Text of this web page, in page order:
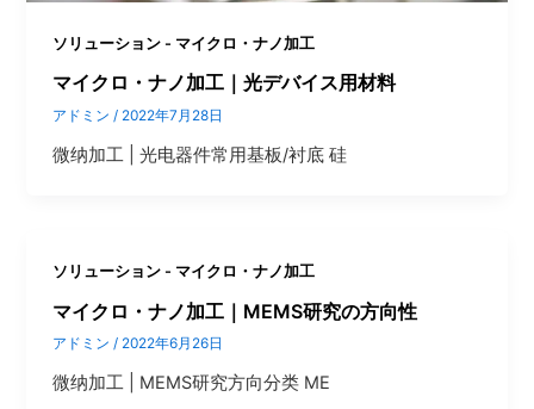
ソリューション - マイクロ・ナノ加工
マイクロ・ナノ加工｜光デバイス用材料
アドミン/ 2022年7月28日
微纳加工 | 光电器件常用基板/衬底 硅
ソリューション - マイクロ・ナノ加工
マイクロ・ナノ加工｜MEMS研究の方向性
アドミン/ 2022年6月26日
微纳加工 | MEMS研究方向分类 ME